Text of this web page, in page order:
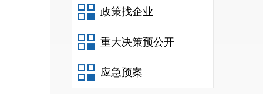
政策找企业
重大决策预公开
应急预案